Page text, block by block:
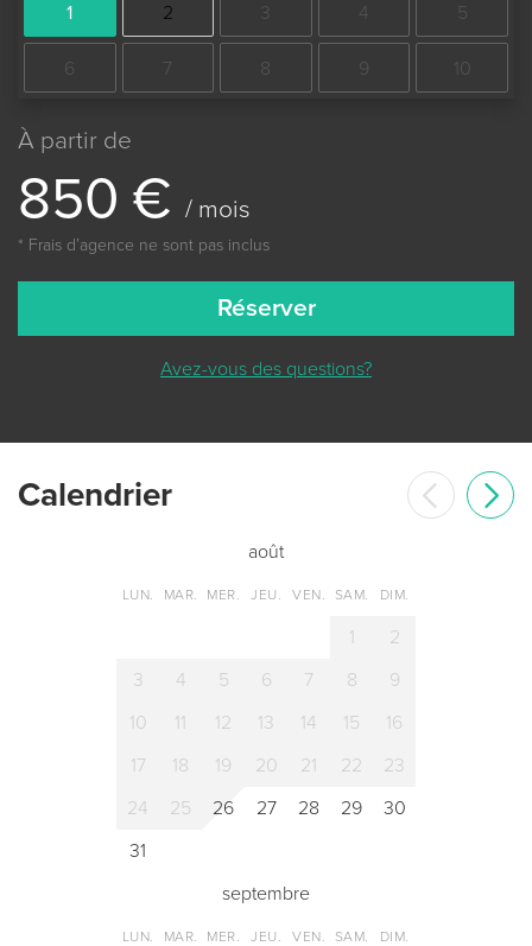
1 2 3 4 5
6 7 8 9 10
À partir de
850 € / mois
* Frais dʼagence ne sont pas inclus
Réserver
Avez-vous des questions?
Сalendrier
août
LUN. MAR. MER. JEU. VEN. SAM. DIM.
1
2
3
4 5 6 7 8
9
10
11 12 13 14 15
16
17
18 19 20 21 22
23
24
25 26 27 28 29
30
31
septembre
LUN. MAR. MER. JEU. VEN. SAM. DIM.